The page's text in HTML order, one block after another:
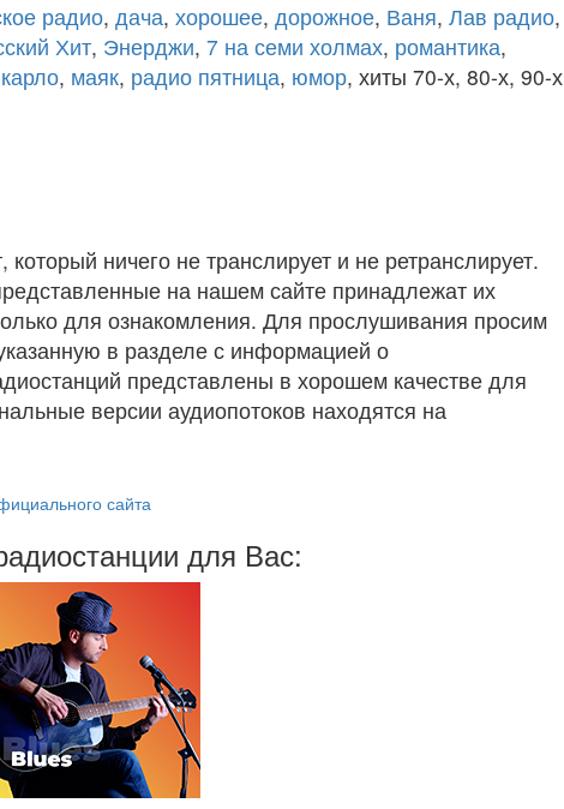
радио, дача, хорошее, дорожное, Ваня, Лав радио,
Хит, Энерджи, 7 на семи холмах, романтика,
, маяк, радио пятница, юмор, хиты 70-х, 80-х, 90-х
ничего не транслирует и не ретранслирует.
на нашем сайте принадлежат их
для ознакомления. Для прослушивания просим
в разделе с информацией о
представлены в хорошем качестве для
версии аудиопотоков находятся на
сайта
для Вас: